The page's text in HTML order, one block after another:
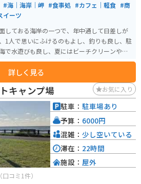
#海｜海岸｜岬 #食事処 #カフェ｜軽食 #商
イーツ
しておる海岸の一つで、年中通して日差しが
1人で思いにふけるのもよし、釣りも良し、駐
で水遊びも良し、夏にはビーチクリーンや海
もできて非常に人気の海岸です。水質も良
あり、アクセスも良好です。
詳しく見る
キャンプ場 お気に入り
（口コミ1件）
駐車： 駐車場あり
予算： 6000円
混雑： 少し空いている
滞在： 22時間
施設： 屋外